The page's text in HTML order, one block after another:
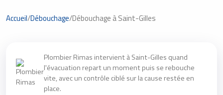
Accueil/Débouchage/Débouchage à Saint-Gilles
Plombier Rimas intervient à Saint-Gilles quand
l'évacuation repart un moment puis se rebouche
vite, avec un contrôle ciblé sur la cause restée en
place.